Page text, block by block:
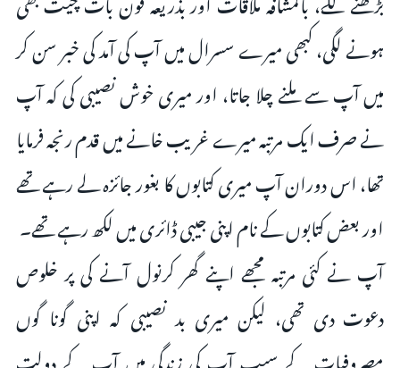
ہونے لگی، کبھی میرے سسرال میں آپ کی آمد کی خبر سن کر
میں آپ سے ملنے چلا جاتا، اور میری خوش نصیبی کی کہ آپ
نے صرف ایک مرتبہ میرے غریب خانے میں قدم رنجہ فرمایا
تھا، اس دوران آپ میری کتابوں کا بغور جائزہ لے رہے تھے
اور بعض کتابوں کے نام اپنی جیبی ڈائری میں لکھ رہے تھے۔
آپ نے کئی مرتبہ مجھے اپنے گھر کرنول آنے کی پر خلوص
دعوت دی تھی، لیکن میری بد نصیبی کہ اپنی گونا گوں